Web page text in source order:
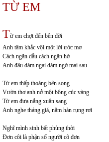
TỪ EM
Từ em chợt đến bên đời
Anh tâm khắc vội một lời ước mơ
Cách ngăn dẫu cách ngăn hờ
Anh đâu dám ngại dám ngờ mai sau
Từ em thấp thoáng bên song
Vườn thơ anh nở một bông cúc vàng
Từ em đưa nắng xuân sang
Anh nghe tháng giá, năm hàn rụng rơi
Nghĩ mình sinh bất phùng thời
Đơn côi là phận số người cô đơn